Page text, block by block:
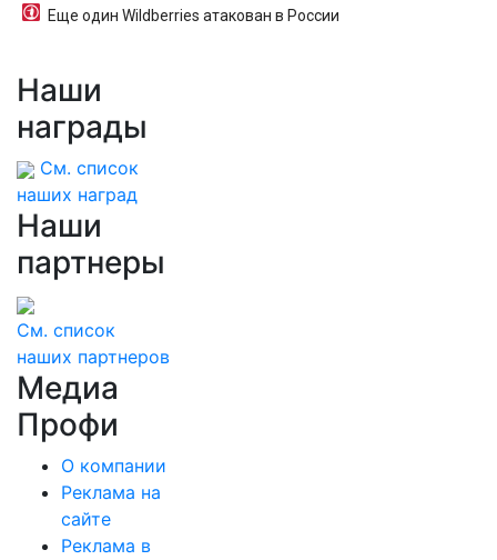
Еще один Wildberries атакован в России
Наши
награды
См. список
наших наград
Наши
партнеры
См. список
наших партнеров
Медиа
Профи
О компании
Реклама на
сайте
Реклама в